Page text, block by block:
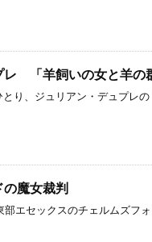
レ 「羊飼いの女と羊の
り、ジュリアン・デュプレ
魔女裁判
部エセックスのチェルムズフ